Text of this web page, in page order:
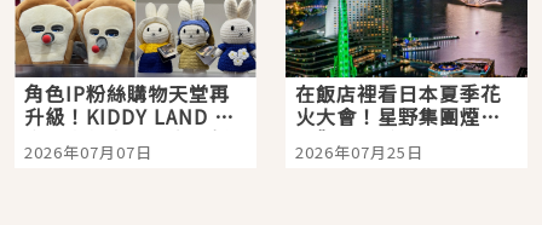
角色IP粉絲購物天堂再
升級！KIDDY LAND 原
宿店吉伊卡哇迎客，新
開幕 OMOKADO 店3分
2026年07月07日
在飯店裡看日本夏季花
火大會！星野集團煙火
景觀飯店6選，讓你不用
人擠人悠閒欣賞
2026年07月25日